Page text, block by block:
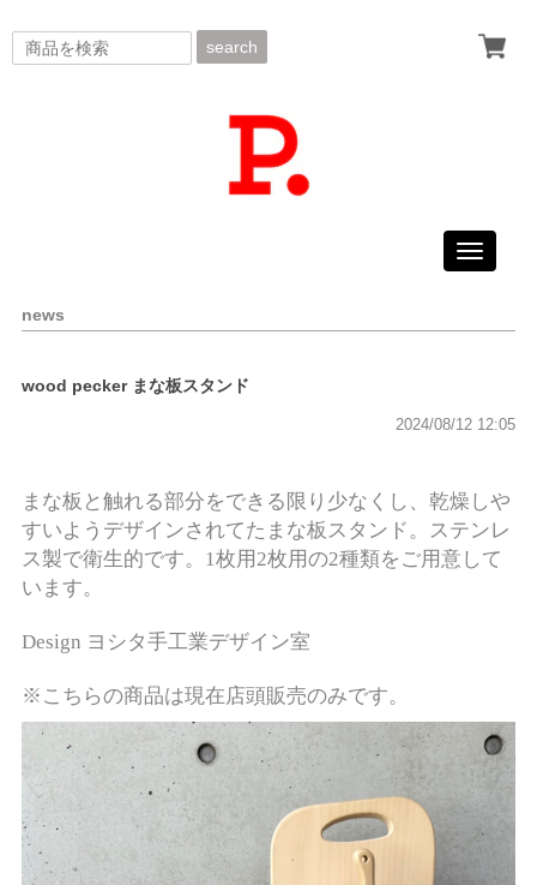
search
Toggle
news
wood pecker まな板スタンド
2024/08/12 12:05
まな板と触れる部分をできる限り少なくし、乾燥しや
すいようデザインされてたまな板スタンド。ステンレ
ス製で衛生的です。1枚用2枚用の2種類をご用意して
います。
Design ヨシタ手工業デザイン室
※こちらの商品は現在店頭販売のみです。